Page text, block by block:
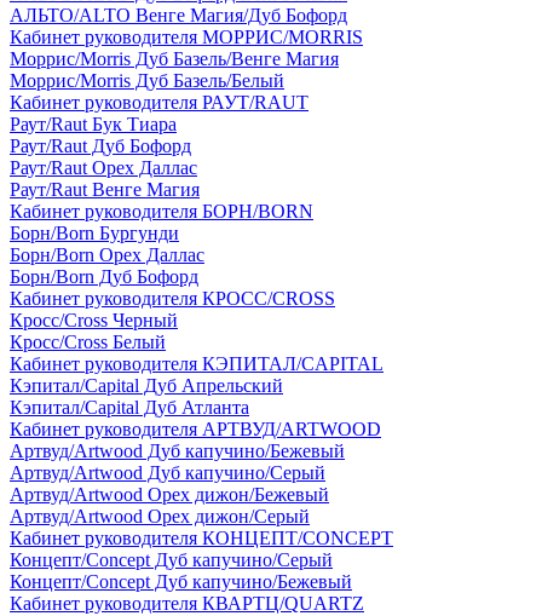
АЛЬТО/ALTO Венге Магия/Дуб Бофорд
Кабинет руководителя МОРРИС/MORRIS
Моррис/Morris Дуб Базель/Венге Магия
Моррис/Morris Дуб Базель/Белый
Кабинет руководителя РАУТ/RAUT
Раут/Raut Бук Тиара
Раут/Raut Дуб Бофорд
Раут/Raut Орех Даллас
Раут/Raut Венге Магия
Кабинет руководителя БОРН/BORN
Борн/Born Бургунди
Борн/Born Орех Даллас
Борн/Born Дуб Бофорд
Кабинет руководителя КРОСС/CROSS
Кросс/Cross Черный
Кросс/Cross Белый
Кабинет руководителя КЭПИТАЛ/CAPITAL
Кэпитал/Capital Дуб Апрельский
Кэпитал/Capital Дуб Атланта
Кабинет руководителя АРТВУД/ARTWOOD
Артвуд/Artwood Дуб капучино/Бежевый
Артвуд/Artwood Дуб капучино/Серый
Артвуд/Artwood Орех дижон/Бежевый
Артвуд/Artwood Орех дижон/Серый
Кабинет руководителя КОНЦЕПТ/CONCEPT
Концепт/Concept Дуб капучино/Серый
Концепт/Concept Дуб капучино/Бежевый
Кабинет руководителя КВАРТЦ/QUARTZ